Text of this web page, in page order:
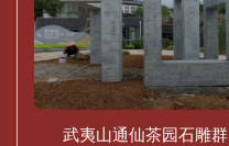
武夷山通仙茶园石雕群